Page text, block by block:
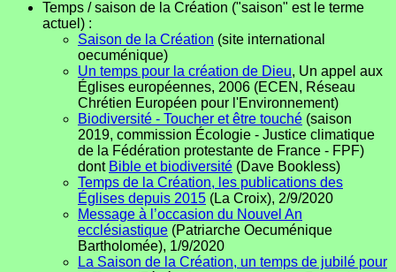
Temps / saison de la Création ("saison" est le terme
actuel) :
Saison de la Création (site international
oecuménique)
Un temps pour la création de Dieu, Un appel aux
Églises européennes, 2006 (ECEN, Réseau
Chrétien Européen pour l'Environnement)
Biodiversité - Toucher et être touché (saison
2019, commission Écologie - Justice climatique
de la Fédération protestante de France - FPF)
dont Bible et biodiversité (Dave Bookless)
Temps de la Création, les publications des
Églises depuis 2015 (La Croix), 2/9/2020
Message à l’occasion du Nouvel An
ecclésiastique (Patriarche Oecuménique
Bartholomée), 1/9/2020
La Saison de la Création, un temps de jubilé pour